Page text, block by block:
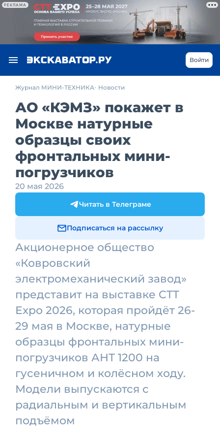
РЕКЛАМА
Войти
Журнал МИНИ-ТЕХНИКА Новости
АО «КЭМЗ» покажет в
Москве натурные
образцы своих
фронтальных мини-
погрузчиков
20 мая 2026
Читать в Телеграме
Подписаться на рассылку
Акционерное общество
«Ковровский
электромеханический завод»
представит на выставке CTT
Expo 2026, которая пройдёт 26-
29 мая в Москве, натурные
образцы фронтальных мини-
погрузчиков АНТ 1200 на
гусеничном и колёсном ходу.
Модели выпускаются с
радиальным и вертикальным
подъёмом